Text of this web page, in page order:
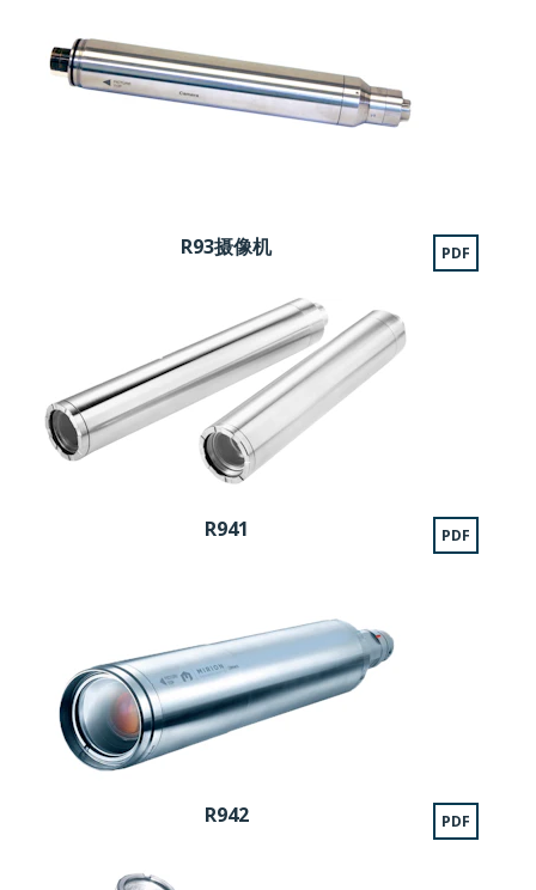
R93摄像机 PDF
R941 PDF
R942 PDF